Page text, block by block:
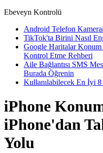
Ebeveyn Kontrolü
Android Telefon
TikTok'ta Birini Nasıl
Google Haritalar
Kontrol Etme Rehberi
Aile Bağlantısı SMS
Burada Öğrenin
Kullanılabilecek En İyi
iPhone
iPhone'dan
Yolu